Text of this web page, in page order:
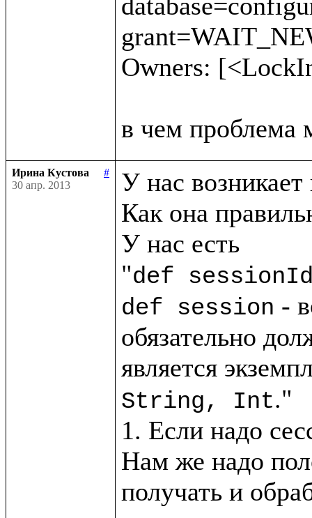
Owners:
Ирина Кустова
#
30 апр. 2013
У нас
Как она
У нас есть
"def
def session -
обязательно
является
String, Int."
1. Если надо
Нам же надо
получать и